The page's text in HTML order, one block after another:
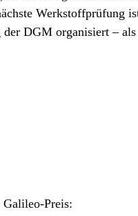
Werkstoffprüfung
DGM organisiert – als
Galileo-Preis: